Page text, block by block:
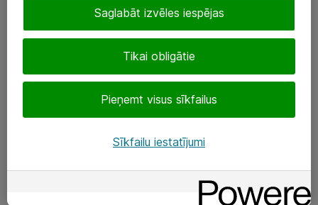
eShop@atea.lv
Sekojiet mums
Tikai obligātie
Pieņemt visus sīkfailus
Saglabāt izvēles iespējas
Sīkfailu iestatījumi